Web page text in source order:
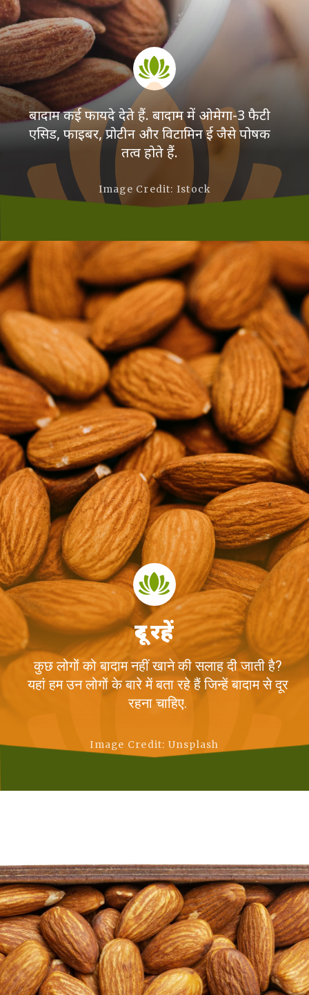
बादाम कई फायदे देते हैं. बादाम में ओमेगा-3 फैटी
एसिड, फाइबर, प्रोटीन और विटामिन ई जैसे पोषक
तत्व होते हैं.
Image Credit: Istock
दूर रहें
कुछ लोगों को बादाम नहीं खाने की सलाह दी जाती है?
यहां हम उन लोगों के बारे में बता रहे हैं जिन्हें बादाम से दूर
रहना चाहिए.
Image Credit: Unsplash